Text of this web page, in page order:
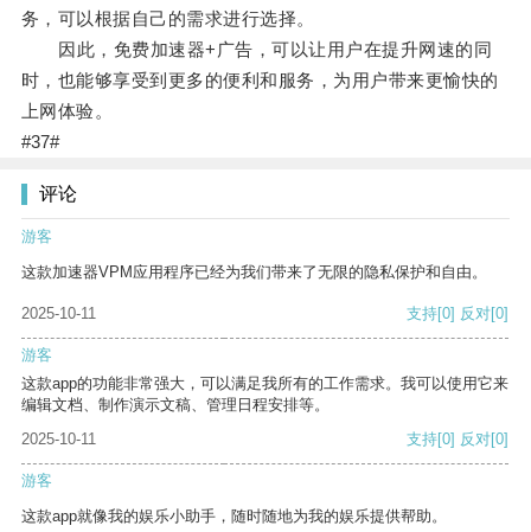
务，可以根据自己的需求进行选择。
因此，免费加速器+广告，可以让用户在提升网速的同
时，也能够享受到更多的便利和服务，为用户带来更愉快的
上网体验。
#37#
评论
游客
这款加速器VPM应用程序已经为我们带来了无限的隐私保护和自由。
2025-10-11 支持[0] 反对[0]
游客
这款app的功能非常强大，可以满足我所有的工作需求。我可以使用它来
编辑文档、制作演示文稿、管理日程安排等。
2025-10-11
支持[0] 反对[0]
游客
这款app就像我的娱乐小助手，随时随地为我的娱乐提供帮助。